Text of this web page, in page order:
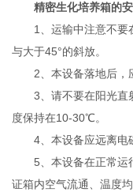
精密生化培养箱的
1、运输中注意不要
与大于45°的斜放。
2、本设备落地后，应
3、请不要在阳光直
度保持在10-30℃。
4、本设备应远离电磁
5、本设备在正常运
证箱内空气流通、温度均